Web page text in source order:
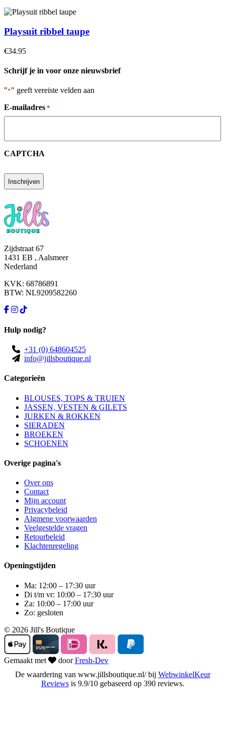
Playsuit ribbel taupe
€34.95
Schrijf je in voor onze nieuwsbrief
"*" geeft vereiste velden aan
E-mailadres *
CAPTCHA
Zijdstraat 67
1431 EB , Aalsmeer
Nederland
KVK: 68786891
BTW: NL9209582260
Hulp nodig?
+31 (0) 648604525
info@jillsboutique.nl
Categorieën
BLOUSES, TOPS & TRUIEN
JASSEN, VESTEN & GILETS
JURKEN & ROKKEN
SIERADEN
BROEKEN
SCHOENEN
Overige pagina's
Over ons
Contact
Mijn account
Privacybeleid
Algmene voorwaarden
Veelgestelde vragen
Retourbeleid
Klachtenregeling
Openingstijden
Ma: 12:00 – 17:30 uur
Di t/m vr: 10:00 – 17:30 uur
Za: 10:00 – 17:00 uur
Zo: gesloten
© 2026 Jill's Boutique
Gemaakt met doorFresh-Dev
De waardering van www.jillsboutique.nl/ bij WebwinkelKeur
Reviewsis 9.9/10 gebaseerd op 390 reviews.